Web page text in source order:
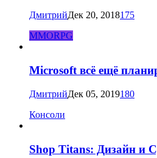
ДмитрийДек 20, 2018175
MMORPG
Microsoft всё ещё
ДмитрийДек 05, 2019180
Консоли
Shop Titans: Дизайн и